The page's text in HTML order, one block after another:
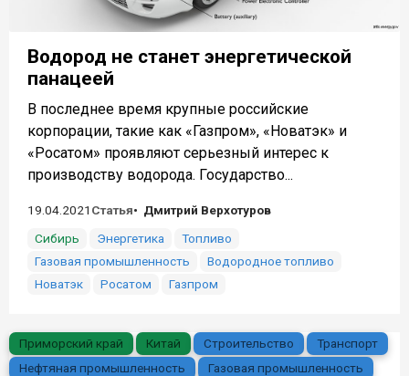
Водород не станет энергетической
панацеей
В последнее время крупные российские
корпорации, такие как «Газпром», «Новатэк» и
«Росатом» проявляют серьезный интерес к
производству водорода. Государство...
19.04.2021 Статья
Дмитрий Верхотуров
Сибирь
Энергетика
Топливо
Газовая промышленность
Водородное топливо
Новатэк
Росатом Газпром
Приморский край Китай Строительство
Транспорт
Нефтяная промышленность
Газовая промышленность